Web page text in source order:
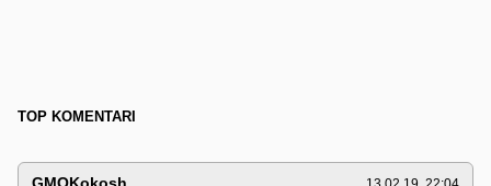
TOP KOMENTARI